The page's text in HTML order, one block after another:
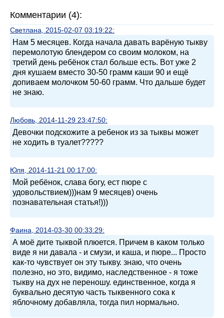
Комментарии (4):
Светлана, 2015-02-07 03:19:22:
Нам 5 месяцев. Когда начала давать варёную тыкву
перемолотую блендером со своим молоком, на
третий день ребёнок стал больше есть. Вот уже 2
дня кушаем вместо 30-50 грамм каши 90 и ещё
допиваем молочком 50-60 грамм. Что дальше будет
не знаю.
Любовь, 2014-11-29 23:47:50:
Девочки подскожите а ребенок из за тыквы может
не ходить в туалет?????
Юля, 2014-11-21 00:17:00:
Мой ребёнок, слава богу, ест пюре с
удовольствием)))нам 9 месяцев) очень
познавательная статья!)))
Фаина, 2014-03-30 00:33:29:
А моё дите тыквой плюется. Причем в каком только
виде я ни давала - и смузи, и каша, и пюре... Просто
как-то чувствует он эту тыкву. знаю, что очень
полезно, но это, видимо, наследственное - я тоже
тыкву на дух не переношу. единственное, когда я
буквально десятую часть тыквенного сока к
яблочному добавляла, тогда пил нормально.